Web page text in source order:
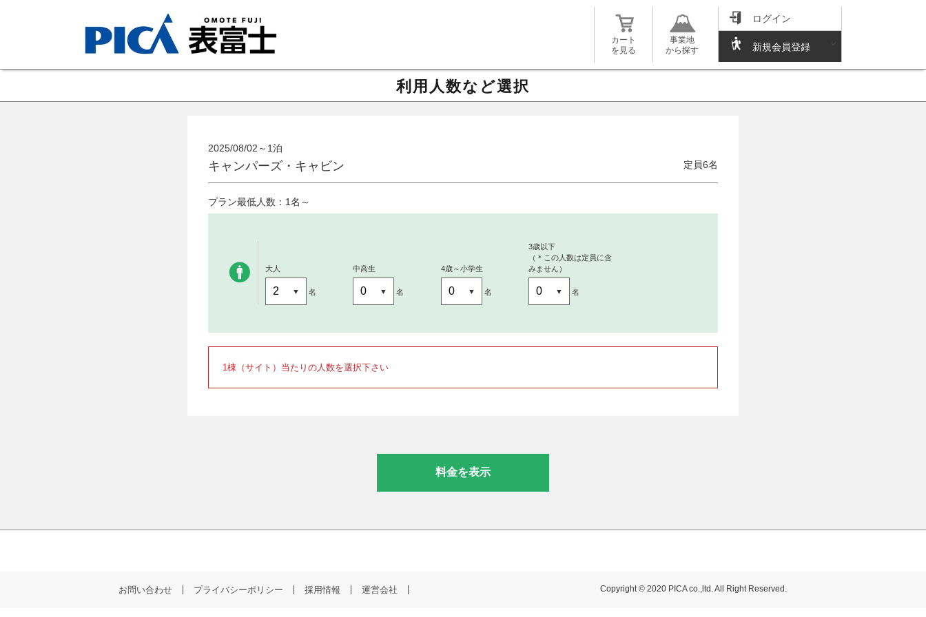
カート
を見る
事業地
から探す
ログイン
新規会員登録
利用人数など選択
2025/08/02～1泊
キャンパーズ・キャビン 定員6名
プラン最低人数：1名～
大人
名
中高生
名
4歳～小学生
名
3歳以下
（＊この人数は定員に含
みません）
名
1棟（サイト）当たりの人数を選択下さい
料金を表示
お問い合わせ プライバシーポリシー 採用情報 運営会社 Copyright © 2020 PICA co.,ltd. All Right Reserved.